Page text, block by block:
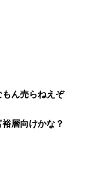
もん売らねえぞ
層向けかな？